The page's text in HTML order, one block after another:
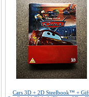
Cars 3D + 2D Steelbook™ +